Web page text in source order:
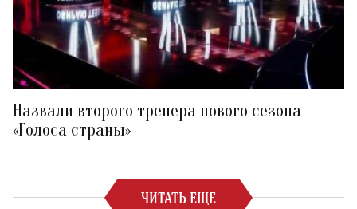
Назвали второго тренера нового сезона
«Голоса страны»
ЧИТАТЬ ЕЩЕ